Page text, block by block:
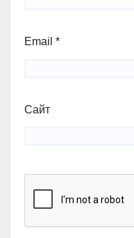
Email *
Сайт